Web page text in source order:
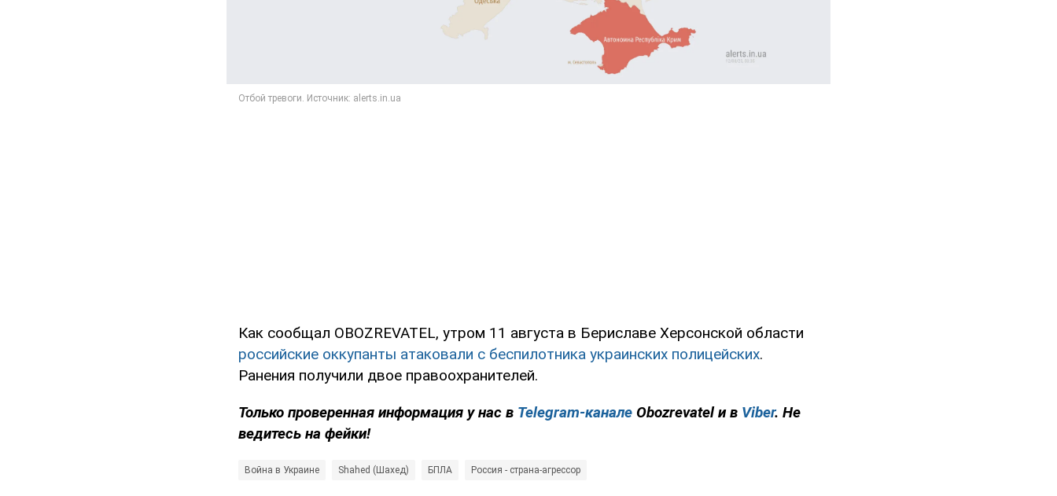
Как сообщал OBOZREVATEL, утром 11 августа в Бериславе Херсонской области
российские оккупанты атаковали с беспилотника украинских полицейских.
Ранения получили двое правоохранителей.
Только проверенная информация у нас в Telegram-канале Obozrevatel и в Viber. Не
ведитесь на фейки!
Война в Украине Shahed (Шахед) БПЛА Россия - страна-агрессор